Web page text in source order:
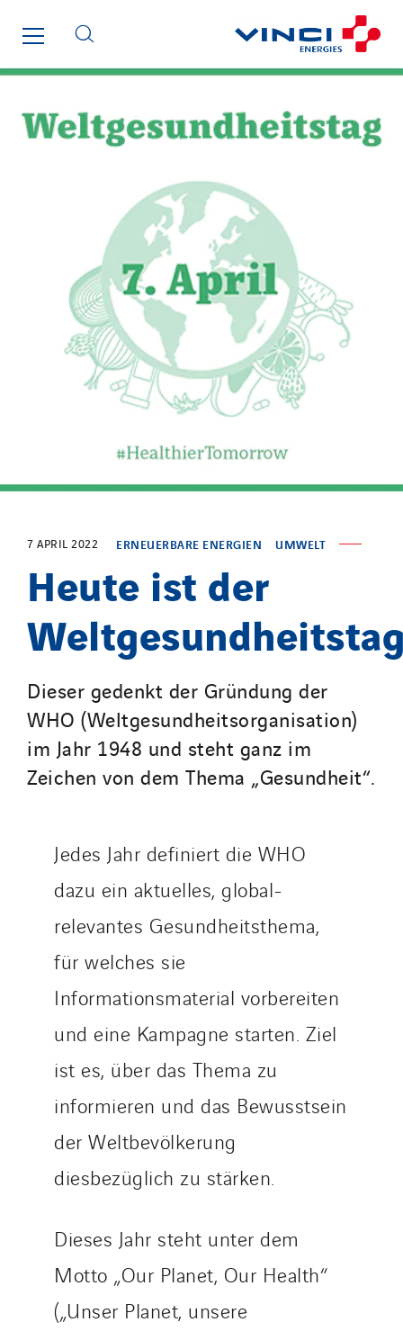
7 APRIL 2022 ERNEUERBARE ENERGIEN UMWELT
Heute ist der
Dieser gedenkt der Gründung der
WHO (Weltgesundheitsorganisation)
im Jahr 1948 und steht ganz im
Zeichen von dem Thema „Gesundheit“.
Jedes Jahr definiert die WHO
dazu ein aktuelles, global-
relevantes Gesundheitsthema,
für welches sie
Informationsmaterial vorbereiten
und eine Kampagne starten. Ziel
ist es, über das Thema zu
informieren und das Bewusstsein
der Weltbevölkerung
diesbezüglich zu stärken.
Dieses Jahr steht unter dem
Motto „Our Planet, Our Health“
(„Unser Planet, unsere
I.C.Entreprises
I.F.A.T
I2R
IFAT
Initiative Commune Connectée
Innovative City Pack
Inspa-Pumpenservice
Jean Graniou
Kellal Maintenance
L’entreprise Electrique
Le Froid Provençal
Lefort Francheteau
Lesens EREA
Lesot
Maksmacht
Manei Lift
Masselin Fabrication
Masselin Grand Ouest
Mobility Way
Monnier Entreprises
NAE-France
North West Projects
Paumier Industrie
Paumier Marine
Paumier SA
Process Energy
Provelec Sud
Qivy
Qivy Habitat
Roiret Energies
Roiret Transport
Saga Tertiaire
Salendre Réseaux
Santerne Alsace
Santerne Aquitaine
Santerne Champagne Ardenne
Santerne Fluides